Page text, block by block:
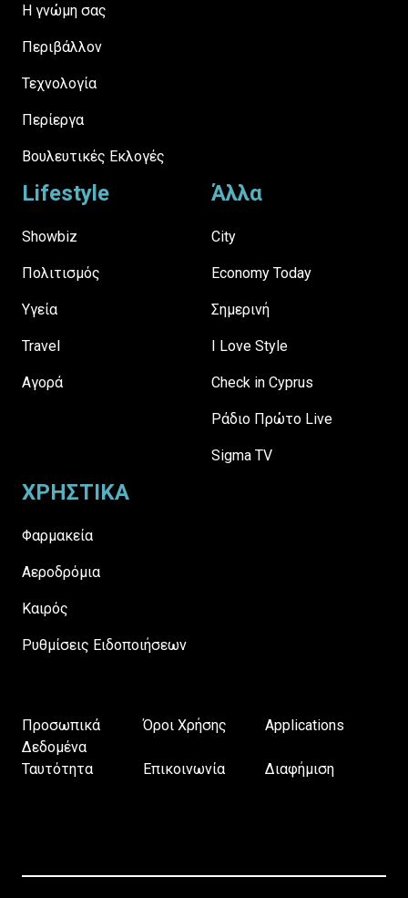
H γνώμη σας
Περιβάλλον
Τεχνολογία
Περίεργα
Βουλευτικές Εκλογές
Lifestyle
Showbiz
Πολιτισμός
Υγεία
Travel
Αγορά
Άλλα
City
Economy Today
Σημερινή
I Love Style
Check in Cyprus
Ράδιο Πρώτο Live
Sigma TV
ΧΡΗΣΤΙΚΑ
Φαρμακεία
Αεροδρόμια
Καιρός
Ρυθμίσεις Ειδοποιήσεων
Προσωπικά
Δεδομένα
Όροι Χρήσης Applications
Ταυτότητα Επικοινωνία Διαφήμιση